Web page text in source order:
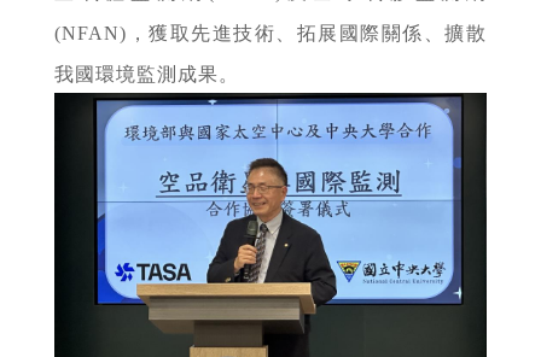
(NFAN)，獲取先進技術、拓展國際關係、擴散
我國環境監測成果。